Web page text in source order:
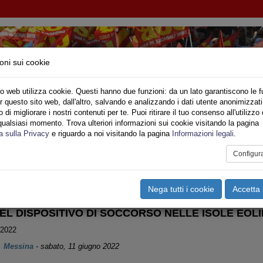
SINDACALE DI BASE SETTORE VIGILI DEL
Privato Territori Sociale Speciali Multimedia
DISPOSITIVO DI SOCCORSO NELLE ISOLE
Messina- sabato, 11 giugno 2022
sui cookie
web utilizza cookie. Questi hanno due funzioni: da un lato garantiscono le
questo sito web, dall'altro, salvando e analizzando i dati utente
di migliorare i nostri contenuti per te. Puoi ritirare il tuo consenso all'utilizzo
momento. Trova ulteriori informazioni sui cookie visitando la pagina
sulla Privacy e riguardo a noi visitando la pagina Informazioni legali.
Nega tutti i cookie Accetta